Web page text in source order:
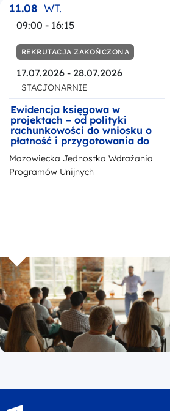
11.08 WT.
09:00 - 16:15
REKRUTACJA ZAKOŃCZONA
17.07.2026 - 28.07.2026
STACJONARNIE
Ewidencja księgowa w
projektach – od polityki
rachunkowości do wniosku o
płatność i przygotowania do
kontroli
Mazowiecka Jednostka Wdrażania
Programów Unijnych